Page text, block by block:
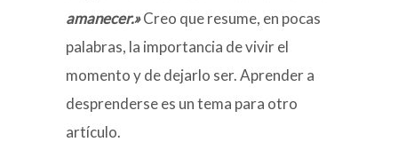
amanecer.»Creo que resume, en pocas
palabras, la importancia de vivir el
momento y de dejarlo ser. Aprender a
desprenderse es un tema para otro
artículo.